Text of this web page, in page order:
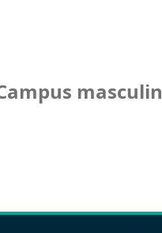
masculin